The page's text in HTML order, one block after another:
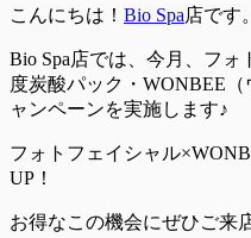
こんにちは！ Bio Spa店です。
Bio Spa店では、今月、フ
度炭酸パック・WONBEE
ャンペーンを実施します♪
フォトフェイシャル
UP！
お得なこの機会にぜひご来